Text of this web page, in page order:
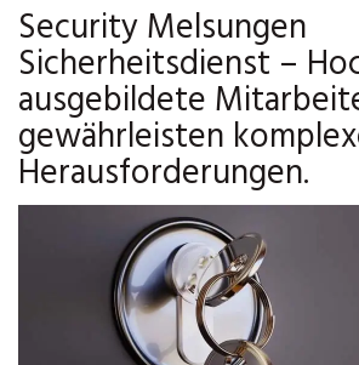
Security Melsungen
Sicherheitsdienst –
ausgebildete
gewährleisten
Herausforderungen.